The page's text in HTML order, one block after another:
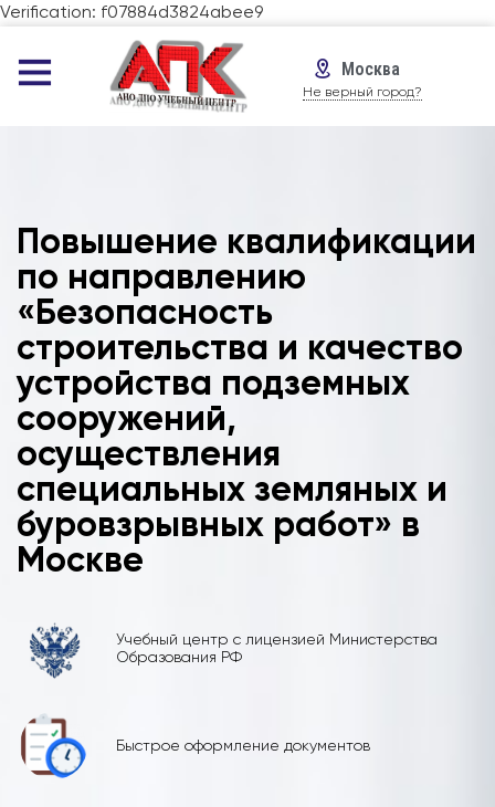
Verification: f07884d3824abee9
Москва
Не верный город?
Повышение квалификации
по направлению
«Безопасность
строительства и качество
устройства подземных
сооружений,
осуществления
специальных земляных и
буровзрывных работ» в
Москве
Учебный центр с лицензией Министерства
Образования РФ
Быстрое оформление документов